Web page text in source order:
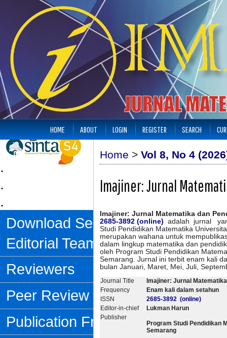
.
.
.
Download Sertifikat
Editorial Team
Reviewers
Peer Review Process
Publication Frequency
HOME ABOUT LOGIN REGISTER SEARCH
Home > Vol 8, No 4
Imajiner: Jurnal
Imajiner: Jurnal Matematika dan
2685-3892 (online) adalah jurnal
Studi Pendidikan Matematika
merupakan wahana untuk
dalam lingkup matematika dan
oleh Program Studi Pendidikan
Semarang. Jurnal ini terbit enam kali
bulan Januari, Maret, Mei, Juli,
Journal Title
Imajiner: Jurnal
Frequency
Enam kali dalam setahun
ISSN
2685-3892 (online)
Editor-in-chief
Lukman Harun
Publisher
Program Studi Pendidikan
Semarang